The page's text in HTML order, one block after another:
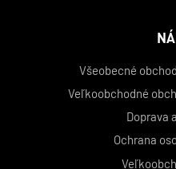
Všeobecné
Veľkoobchodné
Doprava
Ochrana